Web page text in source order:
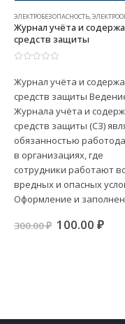
Журнал учёта и
средств защиты
Журнал учёта и
средств защиты
Журнала учёта и
средств защиты (СЗ)
обязанностью
в организациях, где
сотрудники работают
вредных и опасных
Оформление и
300.00₽ 100.00 ₽